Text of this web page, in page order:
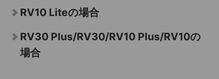
RV10 Liteの場合
RV30 Plus/RV30/RV10 Plus/RV10の
場合